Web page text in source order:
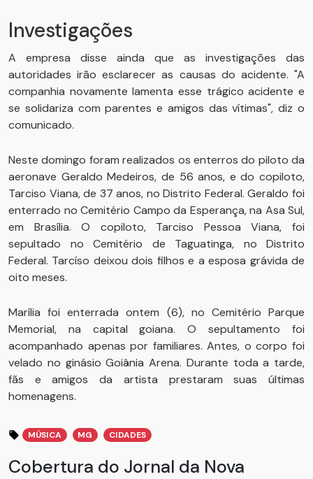
Investigações
A empresa disse ainda que as investigações das
autoridades irão esclarecer as causas do acidente. "A
companhia novamente lamenta esse trágico acidente e
se solidariza com parentes e amigos das vítimas", diz o
comunicado.
Neste domingo foram realizados os enterros do piloto da
aeronave Geraldo Medeiros, de 56 anos, e do copiloto,
Tarciso Viana, de 37 anos, no Distrito Federal. Geraldo foi
enterrado no Cemitério Campo da Esperança, na Asa Sul,
em Brasília. O copiloto, Tarciso Pessoa Viana, foi
sepultado no Cemitério de Taguatinga, no Distrito
Federal. Tarcíso deixou dois filhos e a esposa grávida de
oito meses.
Marília foi enterrada ontem (6), no Cemitério Parque
Memorial, na capital goiana. O sepultamento foi
acompanhado apenas por familiares. Antes, o corpo foi
velado no ginásio Goiânia Arena. Durante toda a tarde,
fãs e amigos da artista prestaram suas últimas
homenagens.
MÚSICA MG CIDADES
Cobertura do Jornal da Nova